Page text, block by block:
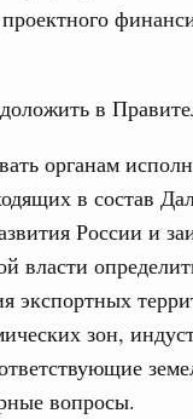
в
органам
в состав
России и
власти
экспортных
зон,
вопросы.
(кроме Сахалина
по
и
еще